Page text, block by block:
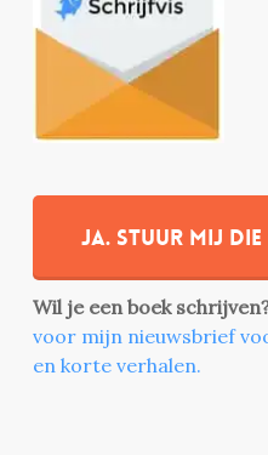
Ja. stuur mij
Wil je een boek
voor mijn nieuwsbrief
en korte verhalen.